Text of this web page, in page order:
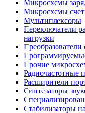
Микросхемы
Микросхемы
Мультиплексоры
Переключатели
нагрузки
Преобразователи
Прочие
Радиочастотные
Расширители
Синтезаторы
Стабилизаторы